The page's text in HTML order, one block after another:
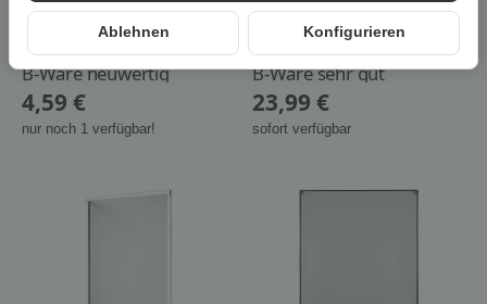
Ribelli PVC Abschlussleiste
Abdeckprofil Bedeckung
Profile Sichtschutzmatte
Sichtschutz 100 cm
B-Ware neuwertig
4,59 €
nur noch 1 verfügbar!
LIVARNO home
Insektenschutz für
Fenster, 130 x 160 cm
B-Ware sehr gut
23,99 €
sofort verfügbar
Ablehnen Konfigurieren